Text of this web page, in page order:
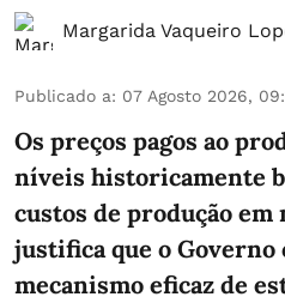
Margarida Vaqueiro
Publicado a: 07 Agosto 2026,
Os preços pagos ao
níveis historicamente
custos de produção em
justifica que o
mecanismo eficaz de